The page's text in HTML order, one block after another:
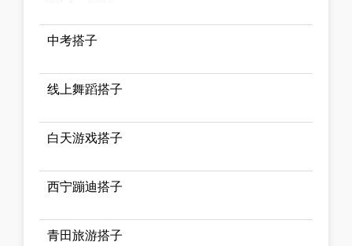
中考搭子
线上舞蹈搭子
白天游戏搭子
西宁蹦迪搭子
青田旅游搭子